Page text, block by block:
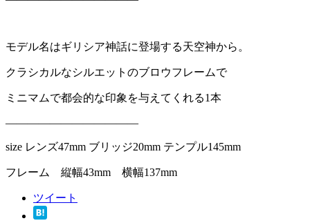
モデル名はギリシア神話に登場する天空神から。
クラシカルなシルエットのブロウフレームで
ミニマムで都会的な印象を与えてくれる1本
————————————
size レンズ47mm ブリッジ20mm テンプル145mm
フレーム 縦幅43mm 横幅137mm
ツイート